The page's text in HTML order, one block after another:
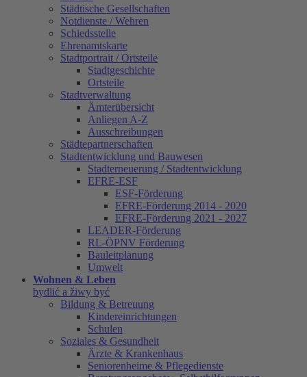
Städtische Gesellschaften
Notdienste / Wehren
Schiedsstelle
Ehrenamtskarte
Stadtportrait / Ortsteile
Stadtgeschichte
Ortsteile
Stadtverwaltung
Ämterübersicht
Anliegen A-Z
Ausschreibungen
Städtepartnerschaften
Stadtentwicklung und Bauwesen
Stadterneuerung / Stadtentwicklung
EFRE-ESF
ESF-Förderung
EFRE-Förderung 2014 - 2020
EFRE-Förderung 2021 - 2027
LEADER-Förderung
RL-ÖPNV Förderung
Bauleitplanung
Umwelt
Wohnen & Leben
bydlić a žiwy być
Bildung & Betreuung
Kindereinrichtungen
Schulen
Soziales & Gesundheit
Ärzte & Krankenhaus
Seniorenheime & Pflegedienste